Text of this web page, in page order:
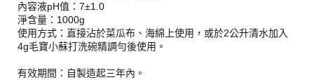
內容液pH值：7±1.0
淨含量：1000g
使用方式：直接沾於菜瓜布、海綿上使用，或於2公升清水加入
4g毛寶小蘇打洗碗精調勻後使用。
有效期間：自製造起三年內。